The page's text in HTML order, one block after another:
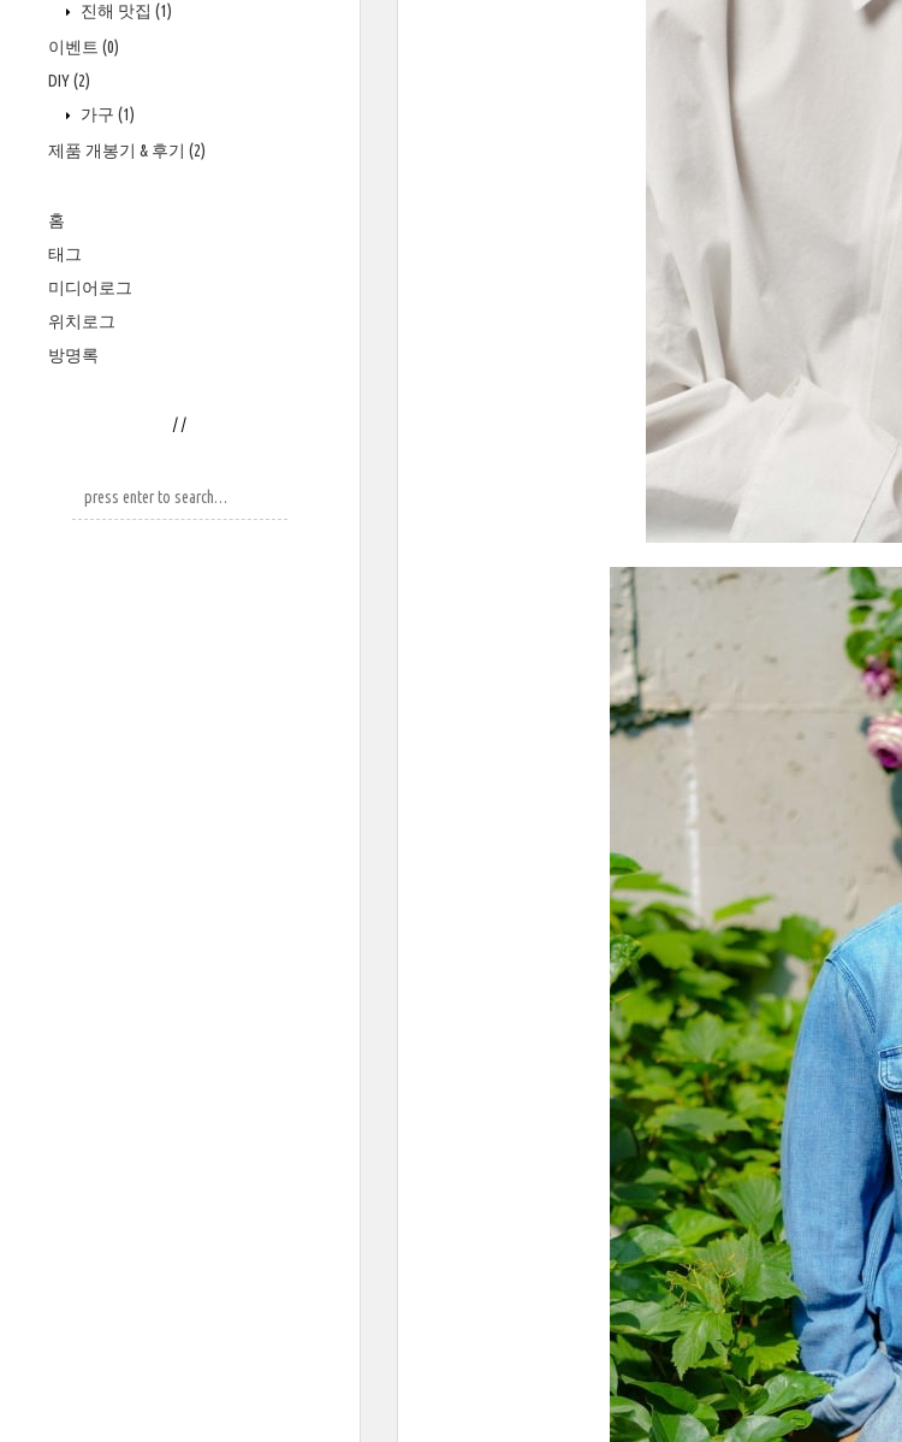
진해 맛집 (1)
이벤트 (0)
DIY(2)
가구 (1)
제품 개봉기 & 후기 (2)
홈
태그
미디어로그
위치로그
방명록
/ /